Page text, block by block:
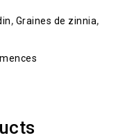
, Graines de zinnia,